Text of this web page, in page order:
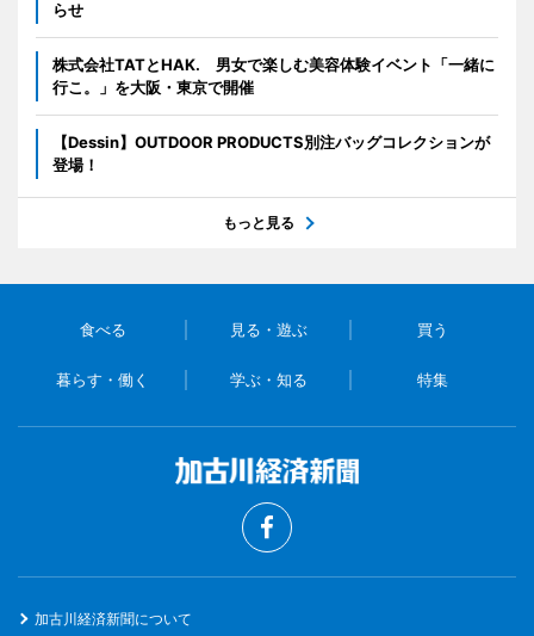
らせ
株式会社TATとHAK. 男女で楽しむ美容体験イベント「一緒に
行こ。」を大阪・東京で開催
【Dessin】OUTDOOR PRODUCTS別注バッグコレクションが
登場！
もっと見る
食べる 見る・遊ぶ 買う
暮らす・働く 学ぶ・知る 特集
加古川経済新聞について